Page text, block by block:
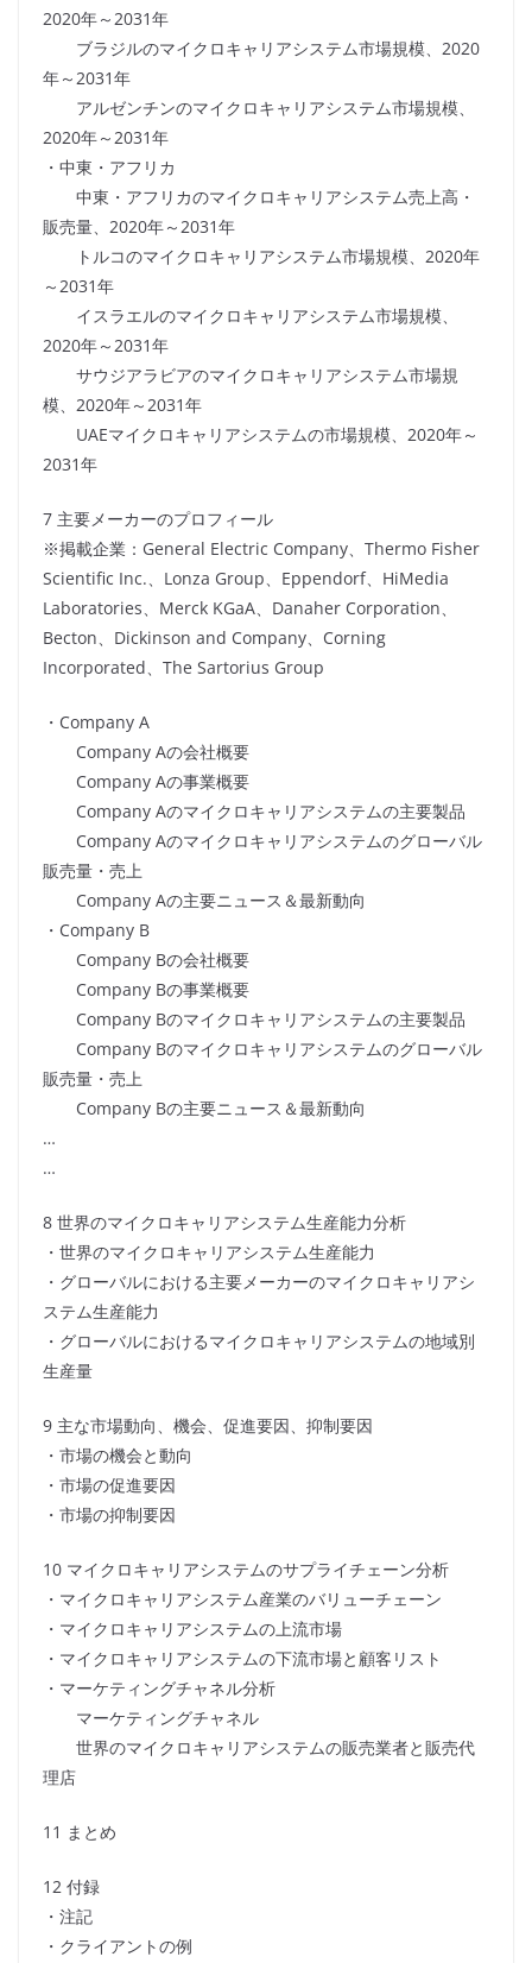
2020年～2031年
ブラジルのマイクロキャリアシステム市場規模、2020
年～2031年
アルゼンチンのマイクロキャリアシステム市場規模、
2020年～2031年
・中東・アフリカ
中東・アフリカのマイクロキャリアシステム売上高・
販売量、2020年～2031年
トルコのマイクロキャリアシステム市場規模、2020年
～2031年
イスラエルのマイクロキャリアシステム市場規模、
2020年～2031年
サウジアラビアのマイクロキャリアシステム市場規
模、2020年～2031年
UAEマイクロキャリアシステムの市場規模、2020年～
2031年
7 主要メーカーのプロフィール
※掲載企業：General Electric Company、Thermo Fisher
Scientific Inc.、Lonza Group、Eppendorf、HiMedia
Laboratories、Merck KGaA、Danaher Corporation、
Becton、Dickinson and Company、Corning
Incorporated、The Sartorius Group
・Company A
Company Aの会社概要
Company Aの事業概要
Company Aのマイクロキャリアシステムの主要製品
Company Aのマイクロキャリアシステムのグローバル
販売量・売上
Company Aの主要ニュース＆最新動向
・Company B
Company Bの会社概要
Company Bの事業概要
Company Bのマイクロキャリアシステムの主要製品
Company Bのマイクロキャリアシステムのグローバル
販売量・売上
Company Bの主要ニュース＆最新動向
…
…
8 世界のマイクロキャリアシステム生産能力分析
・世界のマイクロキャリアシステム生産能力
・グローバルにおける主要メーカーのマイクロキャリアシ
ステム生産能力
・グローバルにおけるマイクロキャリアシステムの地域別
生産量
9 主な市場動向、機会、促進要因、抑制要因
・市場の機会と動向
・市場の促進要因
・市場の抑制要因
10 マイクロキャリアシステムのサプライチェーン分析
・マイクロキャリアシステム産業のバリューチェーン
・マイクロキャリアシステムの上流市場
・マイクロキャリアシステムの下流市場と顧客リスト
・マーケティングチャネル分析
マーケティングチャネル
世界のマイクロキャリアシステムの販売業者と販売代
理店
11 まとめ
12 付録
・注記
・クライアントの例